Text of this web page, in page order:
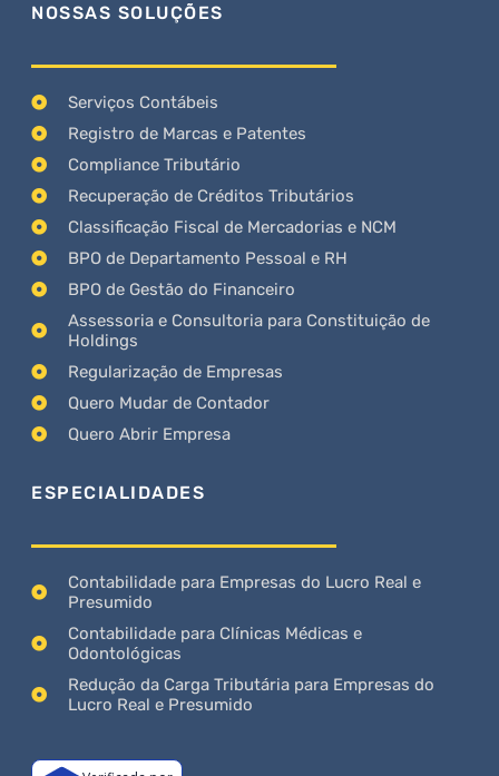
NOSSAS SOLUÇÕES
Serviços Contábeis
Registro de Marcas e Patentes
Compliance Tributário
Recuperação de Créditos Tributários
Classificação Fiscal de Mercadorias e NCM
BPO de Departamento Pessoal e RH
BPO de Gestão do Financeiro
Assessoria e Consultoria para Constituição de
Holdings
Regularização de Empresas
Quero Mudar de Contador
Quero Abrir Empresa
ESPECIALIDADES
Contabilidade para Empresas do Lucro Real e
Presumido
Contabilidade para Clínicas Médicas e
Odontológicas
Redução da Carga Tributária para Empresas do
Lucro Real e Presumido